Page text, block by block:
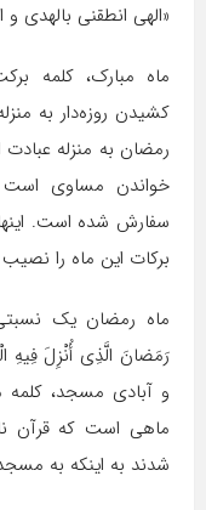
«الهی انطقنی بالهدی و
ماه مبارک، کلمه‌
کشیدن روزه‌دار به
رمضان به منزله
خواندن مساوی است
سفارش شده است.
برکات این ماه را
ماه رمضان یک
رَمَضانَ الَّذِی‏ أُنْزِلَ‏ فِیهِ
و آبادی مسجد،
ماهی است که قرآن
شدند به اینکه به